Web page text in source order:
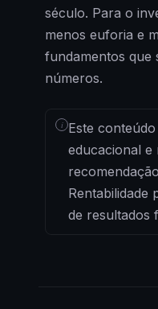
século. Para o
menos euforia e
fundamentos que
números.
i Este
educacional e
Rentabilidade
de resultados